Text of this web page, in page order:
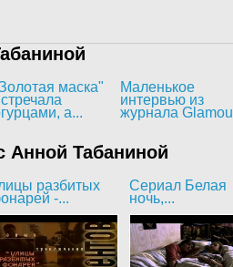
маска"
а...
Маленькое
интервью из
журнала
Анной Табаниной
разбитых
-...
Сериал Белая
ночь,...